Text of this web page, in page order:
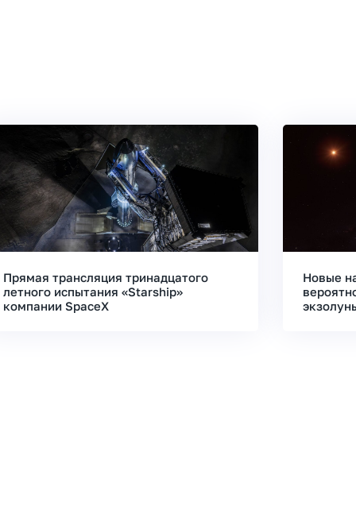
Прямая трансляция тринадцатого
летного испытания «Starship»
компании SpaceX
Новые